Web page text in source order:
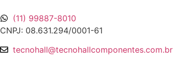
(11) 99887-8010
CNPJ: 08.631.294/0001-61
tecnohall@tecnohallcomponentes.com.br